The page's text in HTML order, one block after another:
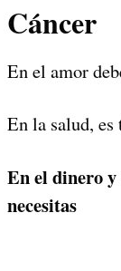
Cáncer
En el amor
En la salud,
En el dinero
necesitas